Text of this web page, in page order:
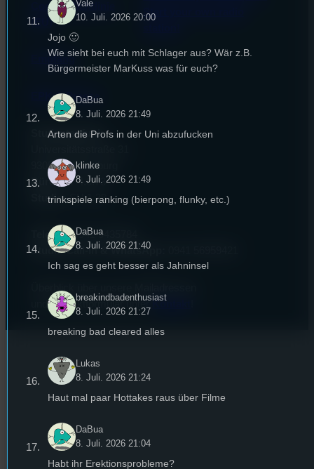
Cookie-Richtlinie
(EU)
Empfang
EPK & Presse
Start your own radio
Studentenfunk
93053 Regensburg
Büro:PT 4.0.73
Studio:SH 1.39
Telefon:0941 9435784
Studio Call-In & WhatsApp:
und Kontaktformular unterKontakt
Vale
10. Juli. 2026 20:00
Jojo 🙂
Wie sieht bei euch mit Schlager aus? Wär z.B.
Bürgermeister MarKuss was für euch?
DaBua
8. Juli. 2026 21:49
Arten die Profs in der Uni abzufucken
klinke
8. Juli. 2026 21:49
trinkspiele ranking (bierpong, flunky, etc.)
DaBua
8. Juli. 2026 21:40
Ich sag es geht besser als Jahninsel
breakindbadenthusiast
8. Juli. 2026 21:27
breaking bad cleared alles
Lukas
8. Juli. 2026 21:24
Haut mal paar Hottakes raus über Filme
DaBua
8. Juli. 2026 21:04
Habt ihr Erektionsprobleme?